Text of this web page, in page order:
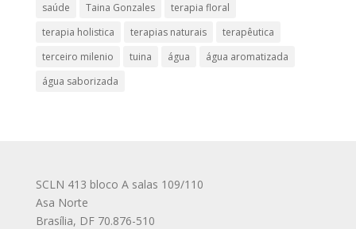
saúde
Taina Gonzales
terapia floral
terapia holistica
terapias naturais
terapêutica
terceiro milenio
tuina água
água aromatizada
água saborizada
SCLN 413 bloco A salas 109/110
Asa Norte
Brasília, DF 70.876-510